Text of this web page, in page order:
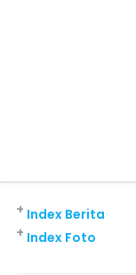
Index Berita
+
Index Foto
+